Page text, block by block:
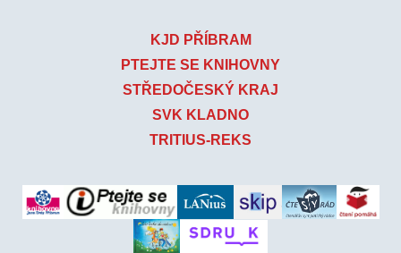
KJD PŘÍBRAM
PTEJTE SE KNIHOVNY
STŘEDOČESKÝ KRAJ
SVK KLADNO
TRITIUS-REKS